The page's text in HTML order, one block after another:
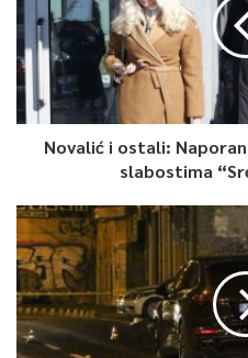
Novalić i ostali:
slabostima